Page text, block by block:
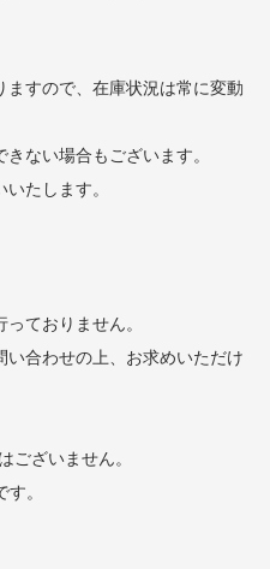
すので、在庫状況は常に変動
ない場合もございます。
たします。
ておりません。
合わせの上、お求めいただけ
ございません。
。